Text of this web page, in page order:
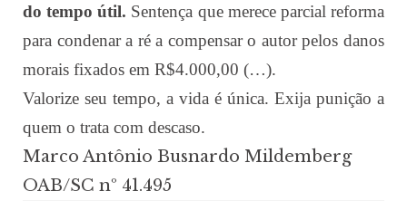
do tempo útil. Sentença que merece parcial reforma
para condenar a ré a compensar o autor pelos danos
morais fixados em R$4.000,00 (…).
Valorize seu tempo, a vida é única. Exija punição a
quem o trata com descaso.
Marco Antônio Busnardo Mildemberg
OAB/SC nº 41.495